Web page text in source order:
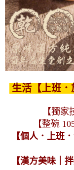
生活【上班．
【獨家
【整碗
【個人．上班
【漢方美味｜